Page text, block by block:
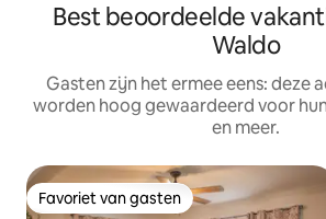
Best beoordeelde
Waldo
Gasten zijn het ermee eens: deze
worden hoog gewaardeerd voor
en meer.
Favoriet van gasten
Favoriet van gasten